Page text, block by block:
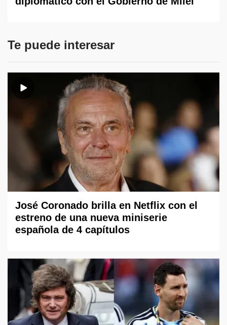
Te puede interesar
José Coronado brilla en Netflix con el
estreno de una nueva miniserie
española de 4 capítulos